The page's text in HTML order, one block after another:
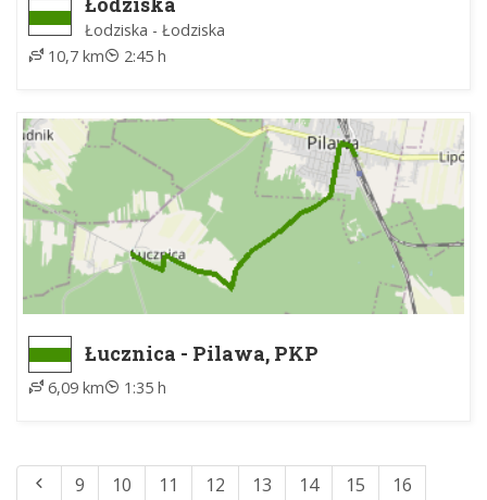
Łodziska - Łodziska
10,7 km
2:45 h
Łucznica - Pilawa, PKP
6,09 km 1:35 h
9 10 11 12 13 14 15
16